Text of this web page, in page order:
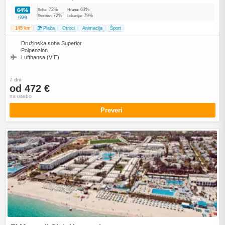
64%
(834)
Soba: 72% Hrana: 63%
Storitev: 72% Lokacija: 79%
145 km Plaža Otroci Animacija Šport
Družinska soba Superior
Polpenzion
Lufthansa (VIE)
7 dni
od 472 €
na osebo
Preveri